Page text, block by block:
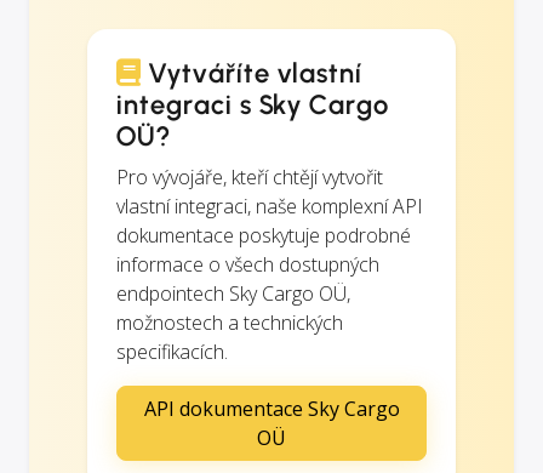
Vytváříte vlastní
integraci s Sky Cargo
OÜ?
Pro vývojáře, kteří chtějí vytvořit
vlastní integraci, naše komplexní API
dokumentace poskytuje podrobné
informace o všech dostupných
endpointech Sky Cargo OÜ,
možnostech a technických
specifikacích.
API dokumentace Sky Cargo
OÜ